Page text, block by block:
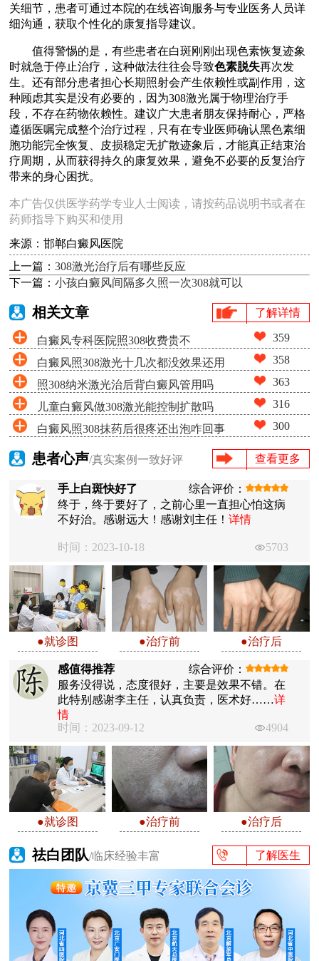
关细节，患者可通过本院的在线咨询服务与专业医务人员详
细沟通，获取个性化的康复指导建议。
值得警惕的是，有些患者在白斑刚刚出现色素恢复迹象
时就急于停止治疗，这种做法往往会导致色素脱失再次发
生。还有部分患者担心长期照射会产生依赖性或副作用，这
种顾虑其实是没有必要的，因为308激光属于物理治疗手
段，不存在药物依赖性。建议广大患者朋友保持耐心，严格
遵循医嘱完成整个治疗过程，只有在专业医师确认黑色素细
胞功能完全恢复、皮损稳定无扩散迹象后，才能真正结束治
疗周期，从而获得持久的康复效果，避免不必要的反复治疗
带来的身心困扰。
本广告仅供医学药学专业人士阅读，请按药品说明书或者在
药师指导下购买和使用
来源：邯郸白癜风医院
上一篇：308激光治疗后有哪些反应
下一篇：小孩白癜风间隔多久照一次308就可以
相关文章 了解详情
白癜风专科医院照308收费贵不 359
白癜风照308激光十几次都没效果还用
照吗
358
照308纳米激光治后背白癜风管用吗 363
儿童白癜风做308激光能控制扩散吗 316
白癜风照308抹药后很疼还出泡咋回事 300
患者心声/真实案例一致好评 查看更多
手上白斑快好了
综合评价：
终于，终于要好了，之前心里一直担心怕这病
不好治。感谢远大！感谢刘主任！详情
时间：2023-10-18 5703
●就诊图 ●治疗前 ●治疗后
感值得推荐
综合评价：
服务没得说，态度很好，主要是效果不错。在
此特别感谢李主任，认真负责，医术好……详
情
时间：2023-09-12
4904
●就诊图 ●治疗前 ●治疗后
祛白团队/临床经验丰富 了解医生